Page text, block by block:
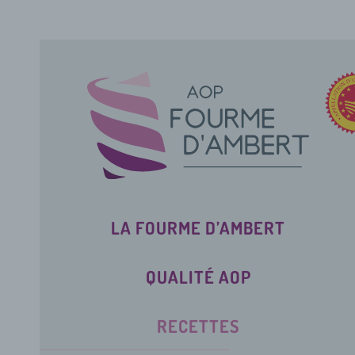
LA FOURME D’AMBERT
QUALITÉ AOP
RECETTES